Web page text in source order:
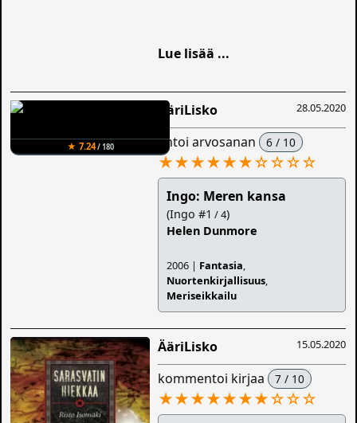
Lue lisää ...
★ 7.24/ 180
28.05.2020
ÄäriLisko
antoi arvosanan 6 / 10
★★★★★★☆☆☆☆
Ingo: Meren kansa
(Ingo #1 / 4)
Helen Dunmore
2006 | Fantasia,
Nuortenkirjallisuus,
Meriseikkailu
15.05.2020
ÄäriLisko
kommentoi kirjaa 7 / 10
★★★★★★★☆☆☆